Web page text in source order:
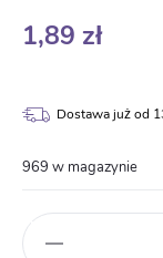
1,89 zł
Dostawa już od
969 w magazynie